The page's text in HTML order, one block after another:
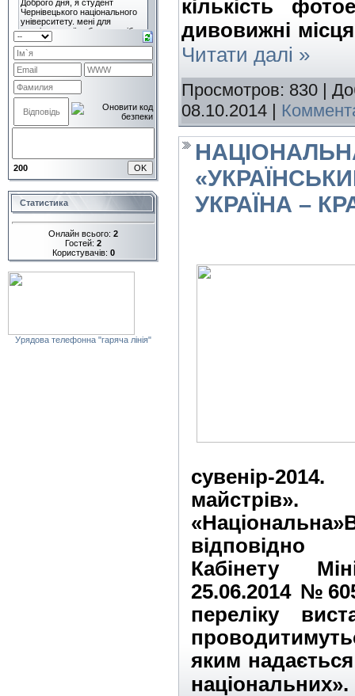
200
Статистика
Онлайн всього: 2
Гостей: 2
Користувачів: 0
Урядова телефонна "гаряча лінія"
кількість
дивовижні
Читати далі »
Просмотров: 830 |
08.10.2014 |
УКРАЇНА –
сувенір-
відповідно
Кабінету
25.06.2014
переліку
яким
національних».